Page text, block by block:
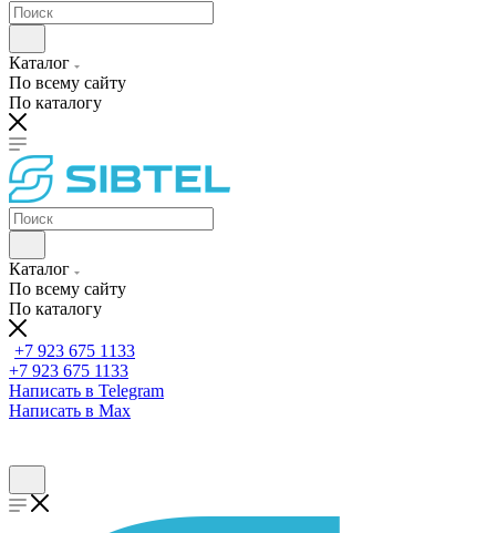
Каталог
По всему сайту
По каталогу
Каталог
По всему сайту
По каталогу
+7 923 675 1133
+7 923 675 1133
Написать в Telegram
Написать в Max